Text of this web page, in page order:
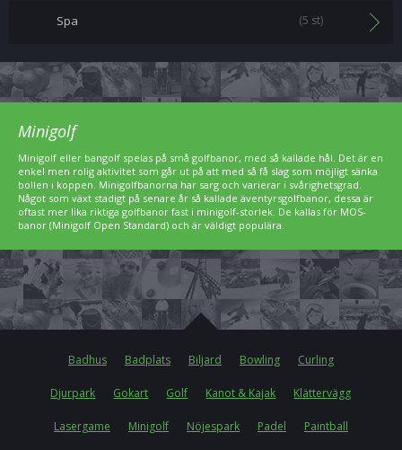
Spa (5 st)
Minigolf
Minigolf eller bangolf spelas på små golfbanor, med så kallade hål. Det är en
enkel men rolig aktivitet som går ut på att med så få slag som möjligt sänka
bollen i koppen. Minigolfbanorna har sarg och varierar i svårighetsgrad.
Något som växt stadigt på senare år så kallade äventyrsgolfbanor, dessa är
oftast mer lika riktiga golfbanor fast i minigolf-storlek. De kallas för MOS-
banor (Minigolf Open Standard) och är väldigt populära.
Badhus Badplats Biljard Bowling Curling
Djurpark Gokart Golf Kanot & Kajak Klättervägg
Lasergame Minigolf Nöjespark Padel Paintball